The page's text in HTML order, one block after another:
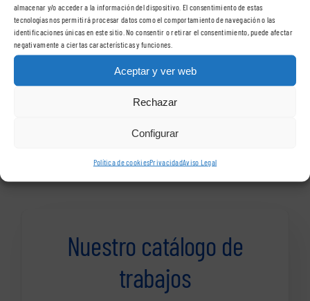
almacenar y/o acceder a la información del dispositivo. El consentimiento de estas
tecnologías nos permitirá procesar datos como el comportamiento de navegación o las
identificaciones únicas en este sitio. No consentir o retirar el consentimiento, puede afectar
negativamente a ciertas características y funciones.
Aceptar y ver web
Rechazar
Configurar
Política de cookiesPrivacidadAviso Legal
VisualSign – Barcelona
Carrer de l’Onze de Setembre, 12
08860 – Castelldefels (Barcelona)
93 645 25 18
Nuestro catálogo de
trabajos